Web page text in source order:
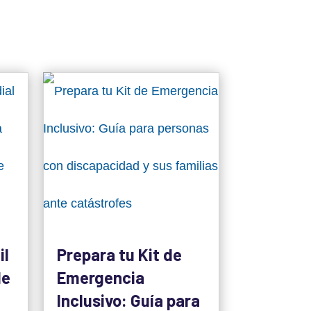
Prepara tu Kit de
Emergencia
Inclusivo: Guía para